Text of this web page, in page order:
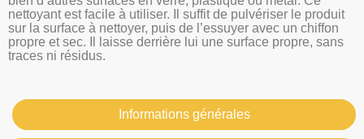
nettoyant est facile à utiliser. Il suffit de pulvériser le produit
sur la surface à nettoyer, puis de l’essuyer avec un chiffon
propre et sec. Il laisse derrière lui une surface propre, sans
traces ni résidus.
Informations générales